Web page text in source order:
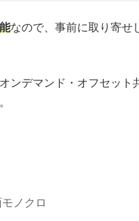
なので、事前に取り寄せ
ンデマンド・オフセット
ノクロ